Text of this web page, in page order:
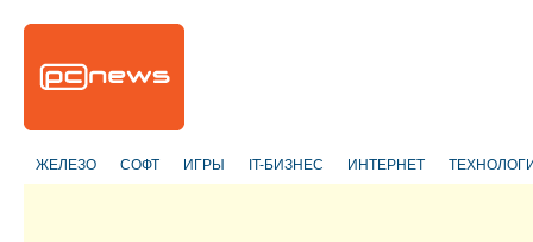
ЖЕЛЕЗО СОФТ ИГРЫ IT-БИЗНЕС ИНТЕРНЕТ